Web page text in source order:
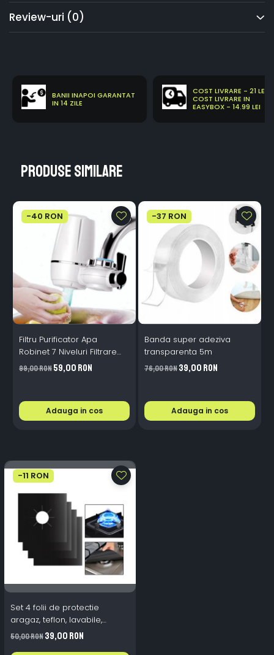
Review-uri (0)
BANII INAPOI GARANTAT
IN 14 ZILE
COST LIVRARE - 21 LEI
COST LIVRARE IN
EASYBOX - 14.99 LEI
Produse similare
-40 RON
Filtru Purificator Apa
Robinet 7 Niveluri Filtrare
Ceramice 2L/min
99,00 RON59,00 RON
Adauga in cos
-37 RON
Banda super adeziva
transparenta 5m
76,00 RON39,00 RON
Adauga in cos
-11 RON
Set 4 folii de protectie
aragaz, teflon, lavabile,
reutilizabile, Negru/Gri
50,00 RON39,00 RON